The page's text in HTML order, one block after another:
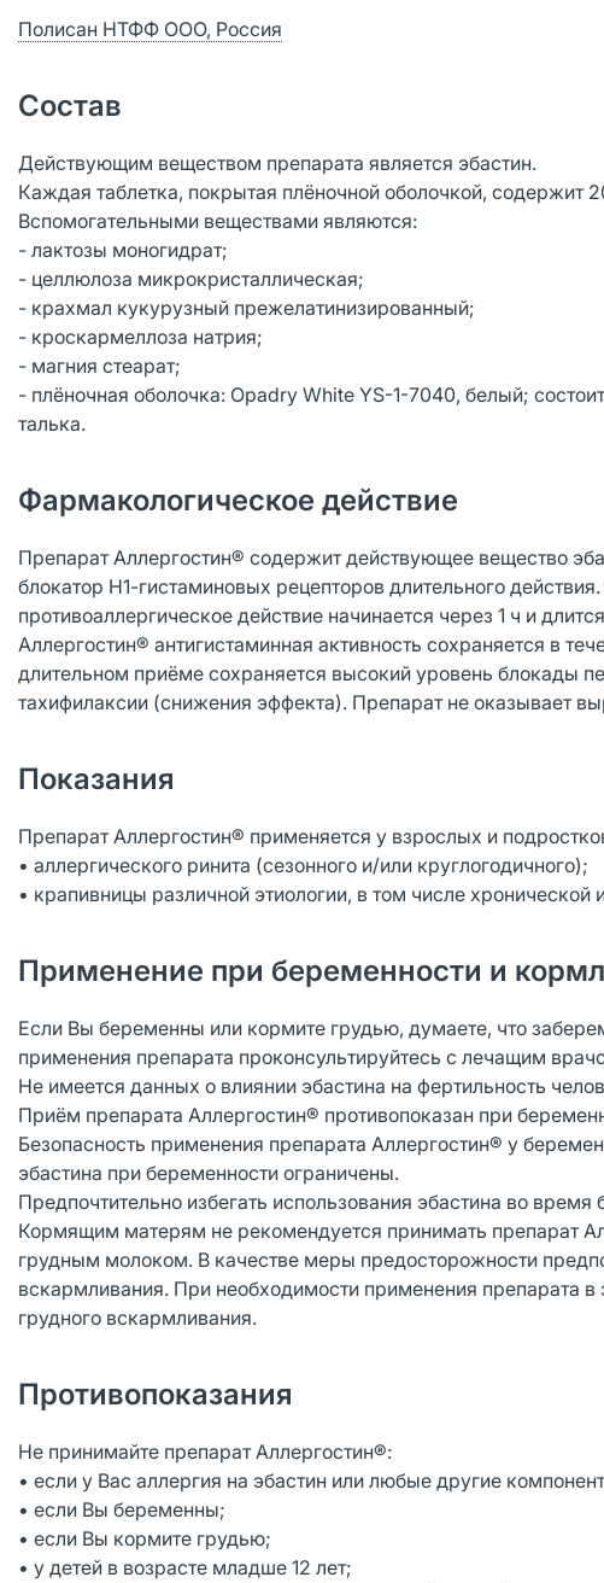
Полисан НТФФ ООО, Россия
Состав
Действующим веществом препарата является эбастин.
Каждая таблетка, покрытая плёночной оболочкой, содержит
Вспомогательными веществами являются:
- лактозы моногидрат;
- целлюлоза микрокристаллическая;
- крахмал кукурузный прежелатинизированный;
- кроскармеллоза натрия;
- магния стеарат;
- плёночная оболочка: Opadry White YS-1-7040, белый;
талька.
Фармакологическое действие
Препарат Аллергостин® содержит действующее вещество
блокатор Н1-гистаминовых рецепторов длительного
противоаллергическое действие начинается через 1 ч и
Аллергостин® антигистаминная активность сохраняется в
длительном приёме сохраняется высокий уровень блокады
тахифилаксии (снижения эффекта). Препарат не оказывает
Показания
Препарат Аллергостин® применяется у взрослых и
• аллергического ринита (сезонного и/или круглогодичного);
• крапивницы различной этиологии, в том числе хронической
Применение при беременности и
Если Вы беременны или кормите грудью, думаете, что
применения препарата проконсультируйтесь с лечащим
Не имеется данных о влиянии эбастина на фертильность
Приём препарата Аллергостин® противопоказан при
Безопасность применения препарата Аллергостин® у
эбастина при беременности ограничены.
Предпочтительно избегать использования эбастина во время
Кормящим матерям не рекомендуется принимать препарат
грудным молоком. В качестве меры предосторожности
вскармливания. При необходимости применения препарата
грудного вскармливания.
Противопоказания
Не принимайте препарат Аллергостин®:
• если у Вас аллергия на эбастин или любые другие
• если Вы беременны;
• если Вы кормите грудью;
• у детей в возрасте младше 12 лет;